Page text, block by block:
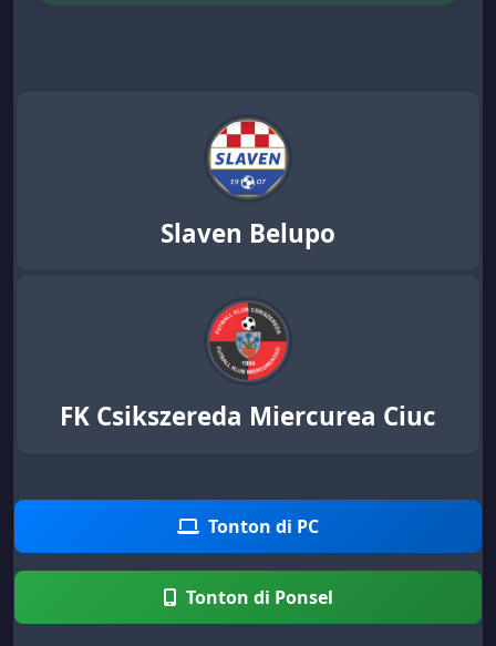
Slaven Belupo
FK Csikszereda Miercurea Ciuc
Tonton di PC
Tonton di Ponsel